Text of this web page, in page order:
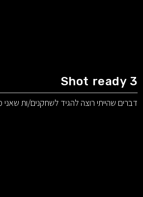
Shot ready 3
דברים שהייתי רוצה להגיד לשחקנים/ות שאני